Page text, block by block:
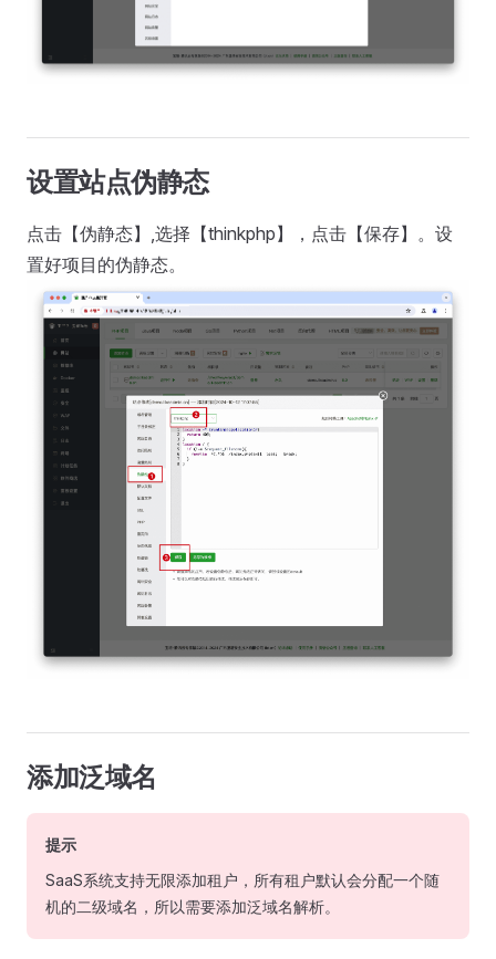
设置站点伪静态
点击【伪静态】,选择【thinkphp】，点击【保存】。设
置好项目的伪静态。
添加泛域名
提示
SaaS系统支持无限添加租户，所有租户默认会分配一个随
机的二级域名，所以需要添加泛域名解析。